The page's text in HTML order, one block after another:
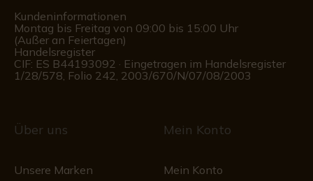
Kundeninformationen
Montag bis Freitag von 09:00 bis 15:00 Uhr
(Außer an Feiertagen)
Handelsregister
CIF: ES B44193092 · Eingetragen im Handelsregister
1/28/578, Folio 242, 2003/670/N/07/08/2003
Über uns
Unsere Marken
Mein Konto
Mein Konto